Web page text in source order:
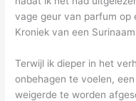
vage geur van parfum op
Kroniek van een
Terwijl ik dieper in het
onbehagen te voelen,
weigerde te worden